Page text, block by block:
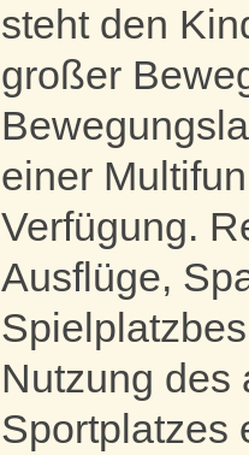
steht den
großer
einer
Verfügung.
Ausflüge,
Nutzung des
Sportplatzes